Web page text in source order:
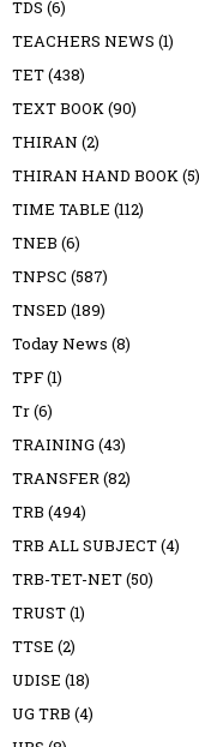
TDS (6)
TEACHERS NEWS (1)
TET(438)
TEXT BOOK(90)
THIRAN (2)
THIRAN HAND BOOK(5)
TIME TABLE (112)
TNEB (6)
TNPSC (587)
TNSED (189)
Today News (8)
TPF(1)
Tr(6)
TRAINING (43)
TRANSFER(82)
TRB (494)
TRB ALL SUBJECT(4)
TRB-TET-NET(50)
TRUST(1)
TTSE (2)
UDISE (18)
UG TRB (4)